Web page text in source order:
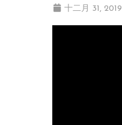
十二月 31, 2019